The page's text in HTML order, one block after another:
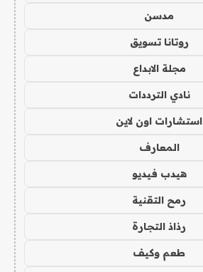
مدسن
روتانا تسويق
مجلة الابداع
نادي الترددات
استشارات اون لاين
المعارف
هيدب فيديو
رمح التقنية
رذاذ التجارة
طعم وكيف